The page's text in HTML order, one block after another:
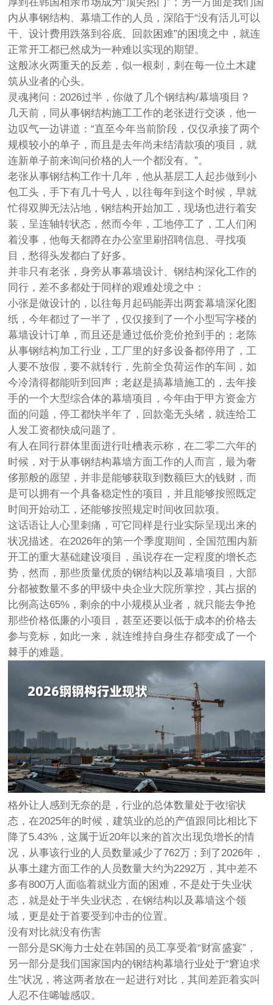
内从事钢结构、幕墙工作的人员，深陷于“没有活儿可以
干、设计费用跌落到谷底、回款困难”的困境之中，就连
正常开工都已然成为一种难以实现的期望。
这般冰火两重天的反差，似一根刺，刺在每一位土木建
筑从业者的心头。
灵魂拷问：2026过半，你做了几个钢结构/幕墙项目？
几天前，同从事钢结构施工工作的老张进行交谈，他一
边叹气一边讲道：“直至今年当前阶段，仅仅承接了两个
规模较小的单子，而且是去年尚未结清款项的项目，就
连新单子前来询问价格的人一个都没有。”。
老张从事钢结构工作十几年，他从基层工人起步做到小
包工头，手下有几十号人，以往每年到这个时候，早就
忙得双脚无法沾地，钢结构开始加工，现场也进行着安
装，呈连轴转状态，然而今年，工地停工了，工人们闲
着没事，他每天都蹲在办公室里刷招聘信息、寻找项
目，愁得头发都白了好多。
并非只有老张，身旁从事幕墙设计、钢结构深化工作的
同行，差不多都处于同样的艰难处境之中：
小张是做设计的，以往每月起码能弄出两套幕墙深化图
纸，今年都过了一半了，仅仅接到了一个小型写字楼的
幕墙设计订单，而且还是通过低价竞价抢到手的；老陈
从事钢结构加工行业，工厂里的好多设备都停用了，工
人要不放假，要不就转行，先前全负荷运作的车间，如
今冷清得都能听到回声；老赵是搞幕墙施工的，去年接
手的一个大型综合体的幕墙项目，今年由于甲方资金方
面的问题，停工都快半年了，回款毫无头绪，就连给工
人发工资都快成问题了。
有人在同行群体里面进行吐槽表示称，在二零二六年的
时候，对于从事钢结构幕墙方面工作的人而言，最为奢
侈那般的愿望，并非是能够获取到数额巨大的钱财，而
是可以拥有一个具备稳定性的项目，并且能够按照既定
时间开始动工，还能够按照规定时间收回款项。
这话语让人心里刺痛，可它同样是行业实际呈现出来的
状况描述。在2026年的第一个季度期间，全国范围内新
开工的重大基础建设项目，虽说存在一定程度的增长态
势，然而，那些质量优质的钢结构以及幕墙项目，大部
分都被数量不多的甲级中央企业大院所掌控，其占据的
比例高达65%，剩余的中小规模从业者，就只能去争抢
那些价格低廉的小项目，甚至还要以低于成本的价格去
参与竞标，如此一来，就连维持自身生存都变成了一个
棘手的难题。
格外让人感到无奈的是，行业的总体数量处于收缩状
态，在2025年的时候，建筑业的总的产值跟同比相比下
降了5.43%，这属于近20年以来的首次出现负增长的情
况，从事该行业的人员数量减少了762万；到了2026年，
从事土建方面工作的人员数量大约为2292万，其中差不
多有800万人面临着就业方面的困难，不是处于失业状
态，就是处于半失业状态，在钢结构以及幕墙这个领
域，更是处于首要受到冲击的位置。
没有对比就没有伤害
一部分是SK海力士处在韩国的员工享受着“财富盛宴”，
另一部分是我们国家国内的钢结构幕墙行业处于“窘迫求
生”状况，将这两者放在一起进行对比，其间差距着实叫
人忍不住唏嘘感叹。